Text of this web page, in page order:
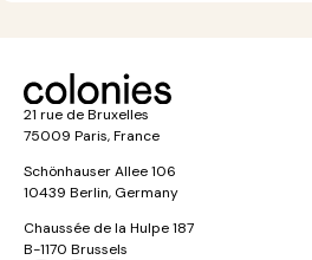
21 rue de Bruxelles
75009 Paris, France
Schönhauser Allee 106
10439 Berlin, Germany
Chaussée de la Hulpe 187
B-1170 Brussels